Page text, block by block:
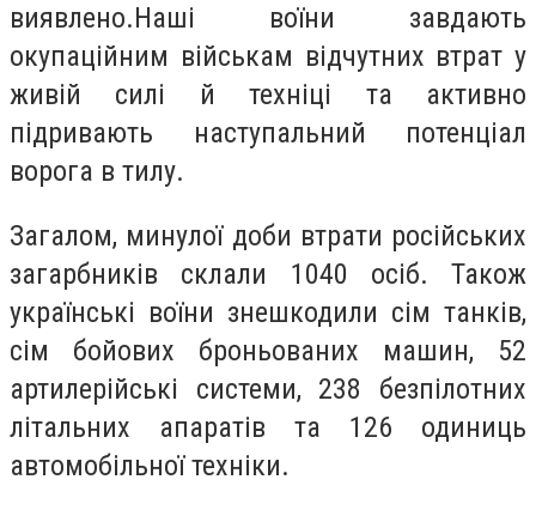
виявлено.Наші воїни завдають
окупаційним військам відчутних втрат у
живій силі й техніці та активно
підривають наступальний потенціал
ворога в тилу.
Загалом, минулої доби втрати російських
загарбників склали 1040 осіб. Також
українські воїни знешкодили сім танків,
сім бойових броньованих машин, 52
артилерійські системи, 238 безпілотних
літальних апаратів та 126 одиниць
автомобільної техніки.